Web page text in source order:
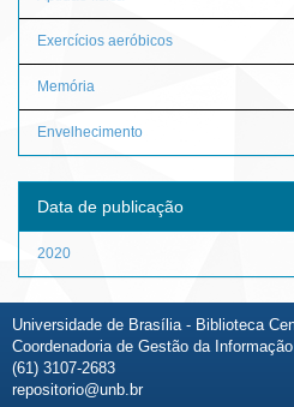
Exercícios aeróbicos
Memória
Envelhecimento
Data de publicação
2020
Universidade de Brasília - Biblioteca
Coordenadoria de Gestão da
(61) 3107-2683
repositorio@unb.br